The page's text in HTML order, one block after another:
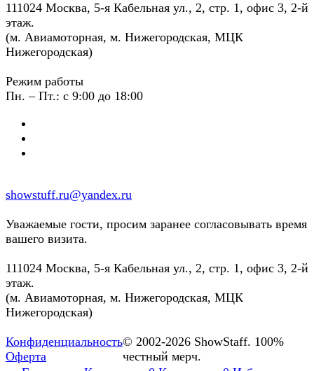
111024 Москва, 5-я Кабельная ул., 2, стр. 1, офис 3, 2-й
этаж.
(м. Авиамоторная, м. Нижегородская, МЦК
Нижегородская)
Режим работы
Пн. – Пт.: с 9:00 до 18:00
showstuff.ru@yandex.ru
Уважаемые гости, просим заранее согласовывать время
вашего визита.
111024 Москва, 5-я Кабельная ул., 2, стр. 1, офис 3, 2-й
этаж.
(м. Авиамоторная, м. Нижегородская, МЦК
Нижегородская)
Конфиденциальность
Оферта
© 2002-2026 ShowStaff. 100%
честный мерч.